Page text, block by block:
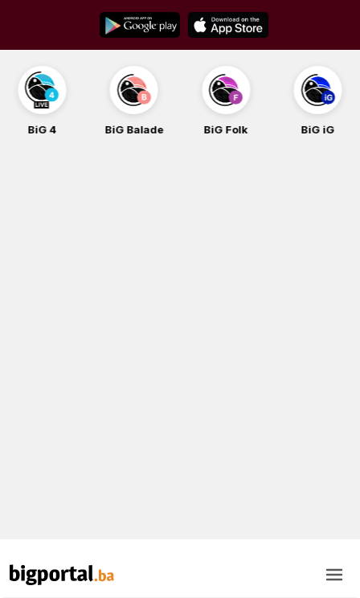
content
BiG 4 BiG Balade BiG Folk BiG iG